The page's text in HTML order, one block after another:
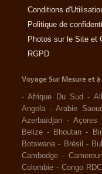
Conditions
Politique de
Photos sur le Site et
RGPD
Voyage Sur Mesure et à
-Afrique Du Sud -
Angola -Arabie
Azerbaïdjan - Açores
Belize - Bhoutan -
Botswana - Brésil -
Cambodge -
Colombie - Congo RDC